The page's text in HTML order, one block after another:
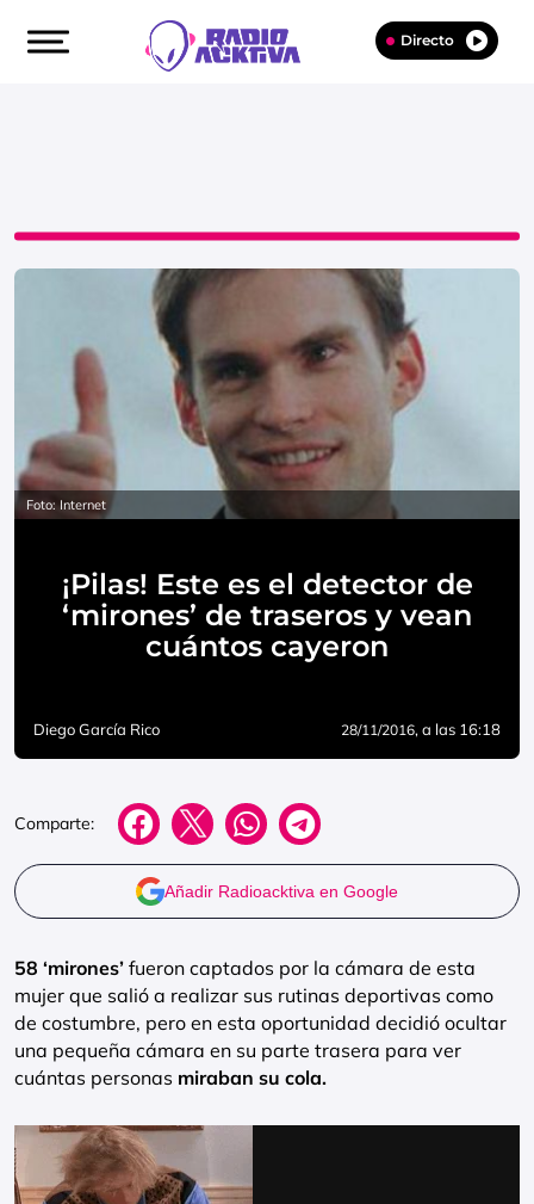
Directo
Foto: Internet
¡Pilas! Este es el detector de
‘mirones’ de traseros y vean
cuántos cayeron
Diego García Rico 28/11/2016, a las 16:18
Comparte:
Añadir Radioacktiva en Google
58 ‘mirones’ fueron captados por la cámara de esta
mujer que salió a realizar sus rutinas deportivas como
de costumbre, pero en esta oportunidad decidió ocultar
una pequeña cámara en su parte trasera para ver
cuántas personas miraban su cola.